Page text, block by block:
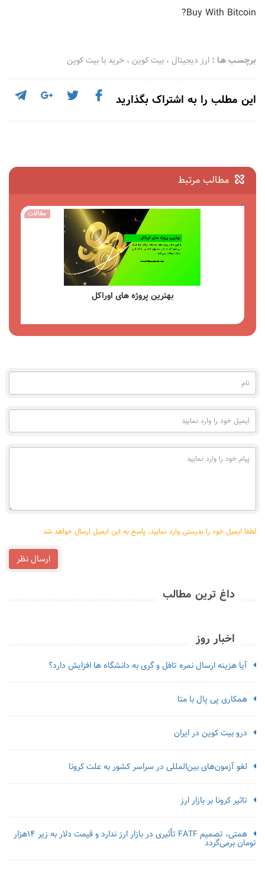
Buy With Bitcoin?
برچسـب هـا : ارز دیجیتال ، بیت کوین ، خرید با بیت کوین
این مطلب را به اشتراک بگذارید
مطالب مرتبط
بهترین کیف پول سخت افزاری
نام
(به
ایمیل
خود
وارد
نمایید
پیام
خود
لطفا ایمیل خود را بدرستی وارد نمایید، پاسخ به این ایمیل ارسال خواهد شد
ارسال نظر
داغ ترین مطالب
اخبار روز
آیا هزینه ارسال نمره تافل و گری به دانشگاه ها افزایش دارد؟
همکاری پی پال با متا
درو بیت کوین در ایران
لغو آزمون‌‌های بین‌المللی در سراسر کشور به علت کرونا
تاثیر کرونا بر بازار ارز
همتی، تصمیم FATF تأثیری در بازار ارز ندارد و قیمت دلار به زیر ۱۴هزار
تومان برمی‌گردد